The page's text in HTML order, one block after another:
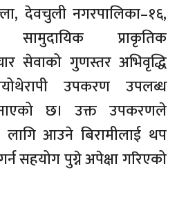
देवचुली नगरपालिका–१६,
प्राकृतिक
सेवाको गुणस्तर अभिवृद्धि
उपकरण उपलब्ध
छ। उक्त उपकरणले
लागि आउने बिरामीलाई थप
सहयोग पुग्ने अपेक्षा गरिएको